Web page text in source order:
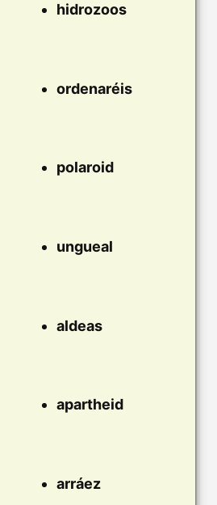
hidrozoos
ordenaréis
polaroid
ungueal
aldeas
apartheid
arráez